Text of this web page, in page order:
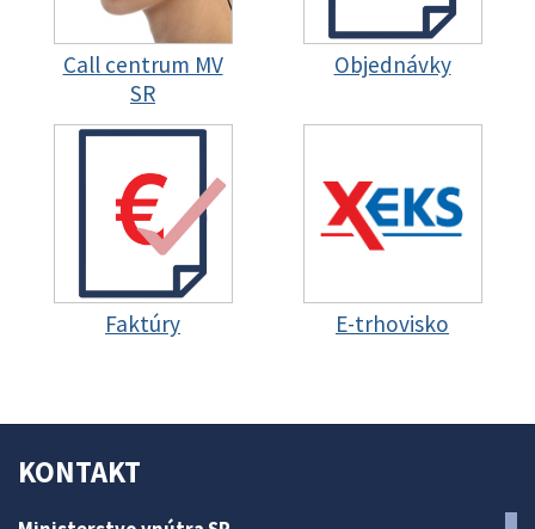
Call centrum MV
SR
Objednávky
Faktúry E-trhovisko
KONTAKT